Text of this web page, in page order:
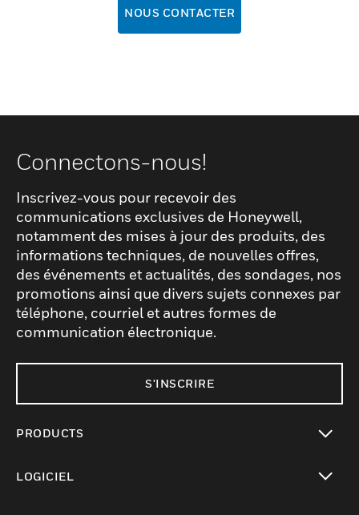
NOUS CONTACTER
Connectons-nous!
Inscrivez-vous pour recevoir des
communications exclusives de Honeywell,
notamment des mises à jour des produits, des
informations techniques, de nouvelles offres,
des événements et actualités, des sondages, nos
promotions ainsi que divers sujets connexes par
téléphone, courriel et autres formes de
communication électronique.
S'INSCRIRE
PRODUCTS
LOGICIEL